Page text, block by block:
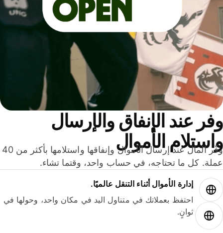
عند الإنفاق والإرسال
الأموال
وفّر المال عند إرسال الأموال وإنفاقها واستلامها بأكثر من 40
كل ما تحتاجه، في حساب واحد، وقتما تشاء.
إدارة الأموال أثناء التنقل عالميًا.
احتفظ بعملاتك في متناول اليد في مكان واحد، وحولها في
ثوانٍ.